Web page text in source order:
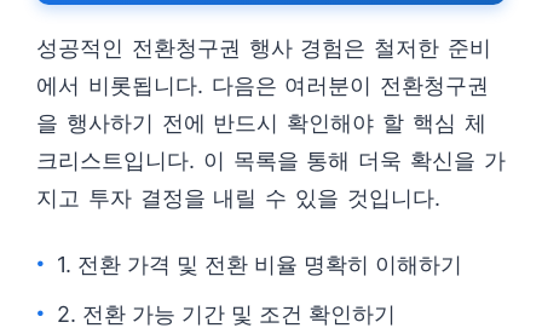
성공적인 전환청구권 행사 경험은 철저한 준비
에서 비롯됩니다. 다음은 여러분이 전환청구권
을 행사하기 전에 반드시 확인해야 할 핵심 체
크리스트입니다. 이 목록을 통해 더욱 확신을 가
지고 투자 결정을 내릴 수 있을 것입니다.
1. 전환 가격 및 전환 비율 명확히 이해하기
2. 전환 가능 기간 및 조건 확인하기